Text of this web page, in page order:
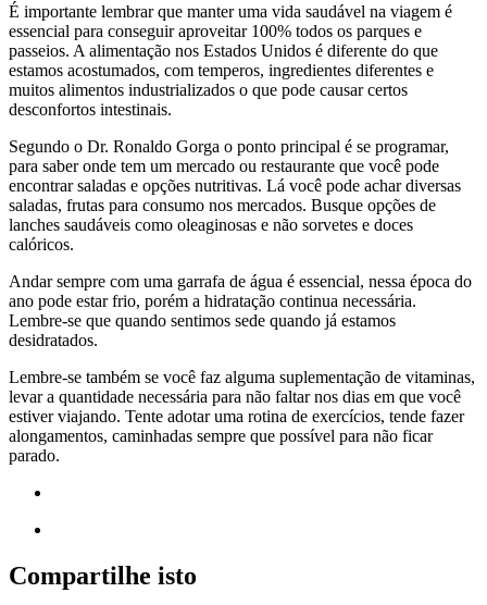
É importante lembrar que manter uma vida saudável na viagem é
essencial para conseguir aproveitar 100% todos os parques e
passeios. A alimentação nos Estados Unidos é diferente do que
estamos acostumados, com temperos, ingredientes diferentes e
muitos alimentos industrializados o que pode causar certos
desconfortos intestinais.
Segundo o Dr. Ronaldo Gorga o ponto principal é se programar,
para saber onde tem um mercado ou restaurante que você pode
encontrar saladas e opções nutritivas. Lá você pode achar diversas
saladas, frutas para consumo nos mercados. Busque opções de
lanches saudáveis como oleaginosas e não sorvetes e doces
calóricos.
Andar sempre com uma garrafa de água é essencial, nessa época do
ano pode estar frio, porém a hidratação continua necessária.
Lembre-se que quando sentimos sede quando já estamos
desidratados.
Lembre-se também se você faz alguma suplementação de vitaminas,
levar a quantidade necessária para não faltar nos dias em que você
estiver viajando. Tente adotar uma rotina de exercícios, tende fazer
alongamentos, caminhadas sempre que possível para não ficar
parado.
Compartilhe isto